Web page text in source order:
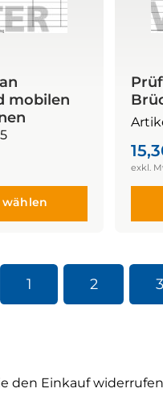
mobilen
1 2 3
den Einkauf